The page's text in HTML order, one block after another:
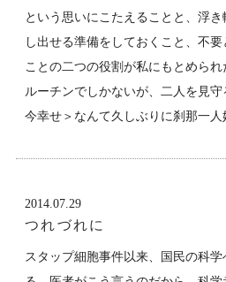
という思いにこたえることと、浮
し出せる準備をしておくこと、不
ことの二つの役割が私にもとめら
ルーチンでしかないが、二人を見
今幸せ＞なんて久しぶりに刹那一人
2014.07.29
つれづれに
スタップ細胞事件以来、国民の科